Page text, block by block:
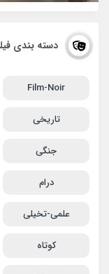
دسته بندی
Film-Noir
تاریخی
جنگی
درام
علمی-تخیلی
کوتاه